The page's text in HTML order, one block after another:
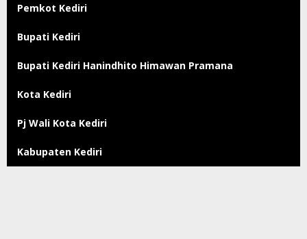
Pemkot Kediri
Bupati Kediri
Bupati Kediri Hanindhito Himawan Pramana
Kota Kediri
Pj Wali Kota Kediri
Kabupaten Kediri